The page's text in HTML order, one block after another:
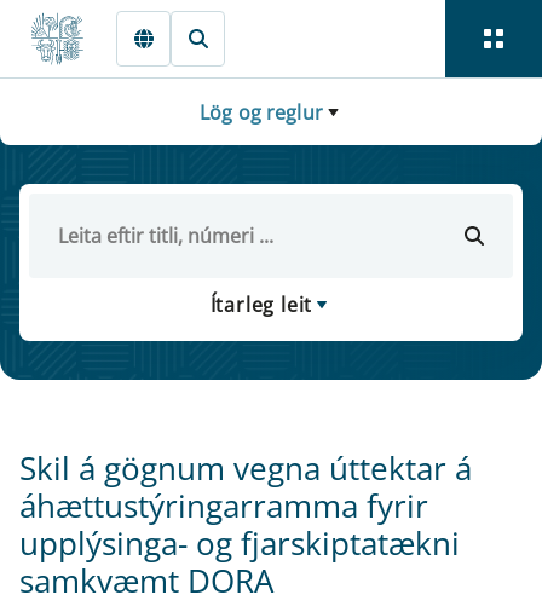
Fara beint í Meginmál
Lög og reglur
Ítarleg leit
Skil á gögnum vegna úttektar á
áhættustýringarramma fyrir
upplýsinga- og fjarskiptatækni
samkvæmt DORA